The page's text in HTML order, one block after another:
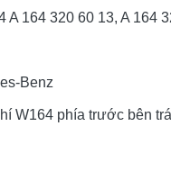
164 320 60 13, A 164
Benz
W164 phía trước bên